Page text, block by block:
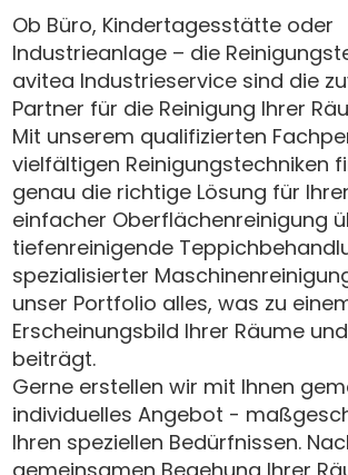
Ob Büro, Kindertagesstätte oder
Industrieanlage – die
avitea Industrieservice sind die
Partner für die Reinigung Ihrer
Mit unserem qualifizierten
vielfältigen Reinigungstechniken
genau die richtige Lösung für
einfacher Oberflächenreinigung
tiefenreinigende
spezialisierter
unser Portfolio alles, was zu
Erscheinungsbild Ihrer Räume
beiträgt.
Gerne erstellen wir mit Ihnen
individuelles Angebot -
Ihren speziellen Bedürfnissen.